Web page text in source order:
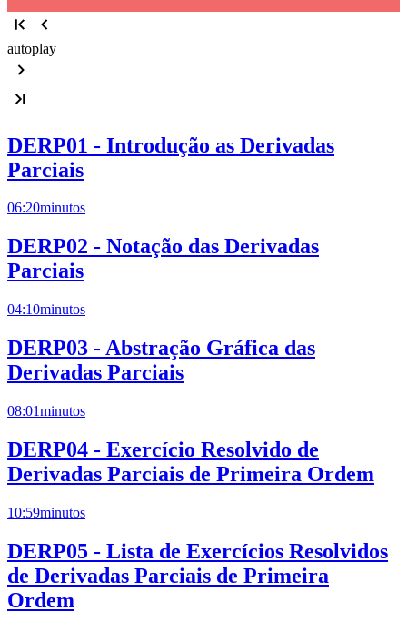
autoplay
DERP01 - Introdução as Derivadas
Parciais
06:20minutos
DERP02 - Notação das Derivadas
Parciais
04:10minutos
DERP03 - Abstração Gráfica das
Derivadas Parciais
08:01minutos
DERP04 - Exercício Resolvido de
Derivadas Parciais de Primeira Ordem
10:59minutos
DERP05 - Lista de Exercícios Resolvidos
de Derivadas Parciais de Primeira
Ordem